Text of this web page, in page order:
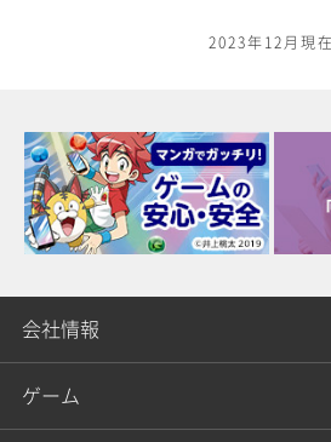
2023年12月現在
会社情報
ゲーム